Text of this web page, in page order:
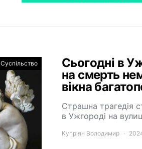
Суспільство
Сьогодні в
на смерть
вікна
Страшна трагедія
в Ужгороді на
Купріян Володимир